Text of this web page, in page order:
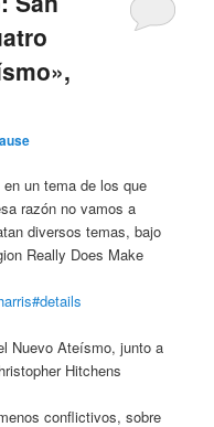
un tema de los que
razón no vamos a
diversos temas, bajo
Really Does Make
Nuevo Ateísmo, junto a
Hitchens
conflictivos, sobre